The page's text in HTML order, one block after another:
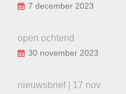
7 december 2023
open ochtend
30 november 2023
nieuwsbrief | 17 nov